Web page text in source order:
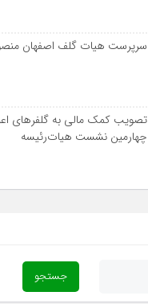
سرپرست هیات گلف اصفهان
تصویب کمک مالی به گلفرهای
چهارمین نشست هیات‌رئیسه